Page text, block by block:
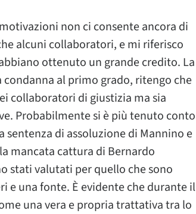
non ci consente ancora di
alcuni collaboratori, e mi riferisco
ottenuto un grande credito. La
condanna al primo grado, ritengo che
collaboratori di giustizia ma sia
Probabilmente si è più tenuto conto
di assoluzione di Mannino e
mancata cattura di Bernardo
stati valutati per quello che sono
una fonte. È evidente che durante il
una vera e propria trattativa tra lo